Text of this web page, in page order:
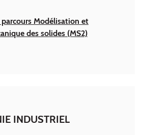
Modélisation et
des solides (MS2)
INDUSTRIEL